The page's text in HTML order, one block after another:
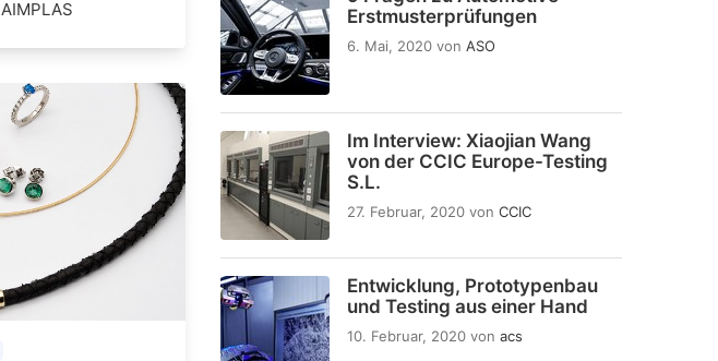
Erstmusterprüfungen
6. Mai, 2020 von ASO
Im Interview: Xiaojian Wang
von der CCIC Europe-Testing
S.L.
27. Februar, 2020 von CCIC
Entwicklung, Prototypenbau
und Testing aus einer Hand
10. Februar, 2020 von acs
AIMPLAS